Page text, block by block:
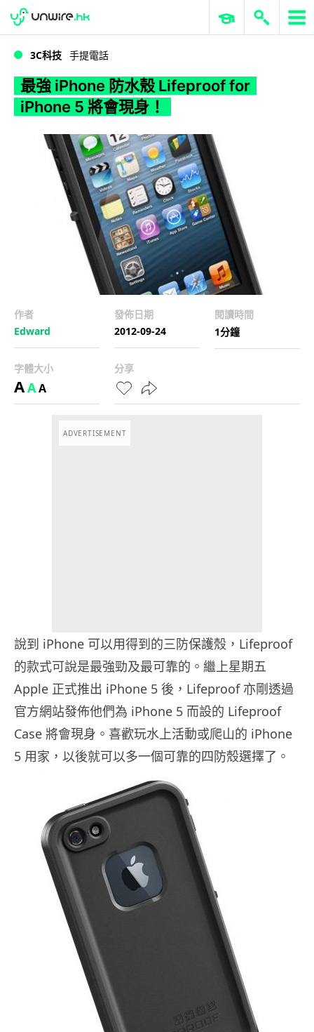
WWDC 2026 ERP 與商業 AI
3C科技 手提電話
最強 iPhone 防水殼 Lifeproof for
iPhone 5 將會現身！
作者
Edward
發佈日期
2012-09-24
閱讀時間
1分鐘
字體大小
AAA
分享
ADVERTISEMENT
說到 iPhone 可以用得到的三防保護殼，Lifeproof
的款式可說是最強勁及最可靠的。繼上星期五
Apple 正式推出 iPhone 5 後，Lifeproof 亦剛透過
官方網站發佈他們為 iPhone 5 而設的 Lifeproof
Case 將會現身。喜歡玩水上活動或爬山的 iPhone
5 用家，以後就可以多一個可靠的四防殼選擇了。